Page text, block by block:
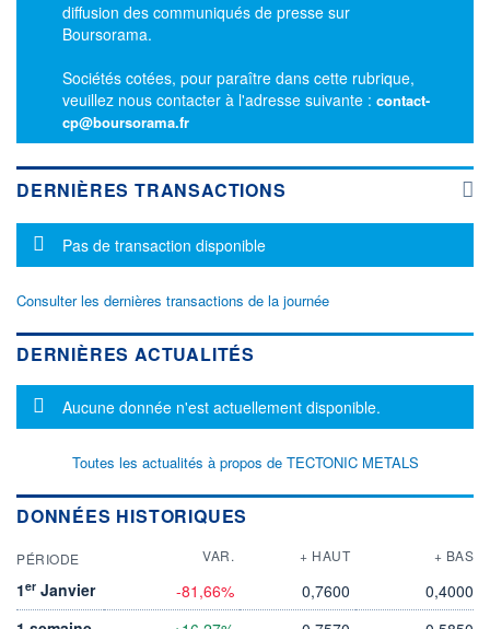
diffusion des communiqués de presse sur
Boursorama.
Sociétés cotées, pour paraître dans cette rubrique,
veuillez nous contacter à l'adresse suivante : contact-
cp@boursorama.fr
DERNIÈRES TRANSACTIONS
Message d'information
Pas de transaction disponible
Consulter les dernières transactions de la journée
DERNIÈRES ACTUALITÉS
Message d'information
Aucune donnée n'est actuellement disponible.
Toutes les actualités à propos de TECTONIC METALS
DONNÉES HISTORIQUES
PÉRIODE VAR. + HAUT + BAS
1er Janvier -81,66% 0,7600
0,4000